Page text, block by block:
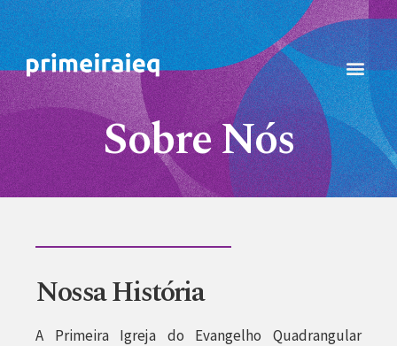
Sobre Nós
Nossa História
A Primeira Igreja do Evangelho Quadrangular